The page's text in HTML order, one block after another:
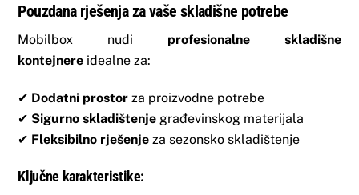
Pouzdana rješenja za vaše skladišne potrebe
Mobilbox nudi profesionalne skladišne
kontejnere idealne za:
✔ Dodatni prostor za proizvodne potrebe
✔ Sigurno skladištenje građevinskog materijala
✔ Fleksibilno rješenje za sezonsko skladištenje
Ključne karakteristike: